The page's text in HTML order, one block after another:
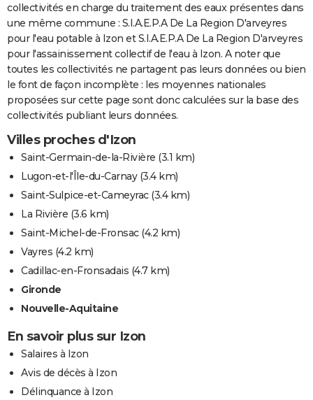
collectivités en charge du traitement des eaux présentes dans
une même commune : S.I.A.E.P.A De La Region D'arveyres
pour l'eau potable à Izon et S.I.A.E.P.A De La Region D'arveyres
pour l'assainissement collectif de l'eau à Izon. A noter que
toutes les collectivités ne partagent pas leurs données ou bien
le font de façon incomplète : les moyennes nationales
proposées sur cette page sont donc calculées sur la base des
collectivités publiant leurs données.
Villes proches d'Izon
Saint-Germain-de-la-Rivière (3.1 km)
Lugon-et-l'Île-du-Carnay(3.4 km)
Saint-Sulpice-et-Cameyrac(3.4 km)
La Rivière (3.6 km)
Saint-Michel-de-Fronsac(4.2 km)
Vayres (4.2 km)
Cadillac-en-Fronsadais (4.7 km)
Gironde
Nouvelle-Aquitaine
En savoir plus sur Izon
Salaires à Izon
Avis de décès à Izon
Délinquance à Izon